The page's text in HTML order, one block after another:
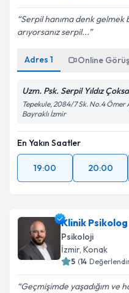
Serpil hanıma denk gelmek
arıyorsanız serpil...
Adres 1 Online
Uzm. Psk. Serpil Yıldız
Tepekule, 2084/7 Sk. No.4 Ömer
Bayraklı İzmir
En Yakın Saatler
19:00 20:00
Klinik
Psikoloji
İzmir, Konak
5 (14
Geçmişimde yaşadığım ve